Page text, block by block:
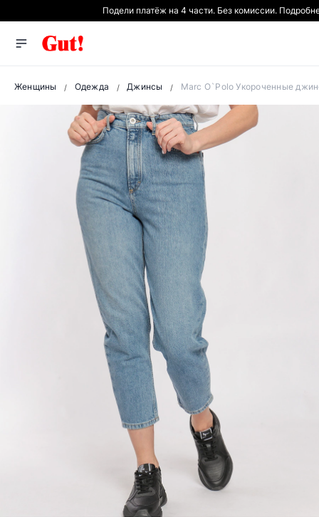
Подели платёж на 4 части. Без комиссии.
Женщины Одежда Джинсы Marc O`Polo Укороченные